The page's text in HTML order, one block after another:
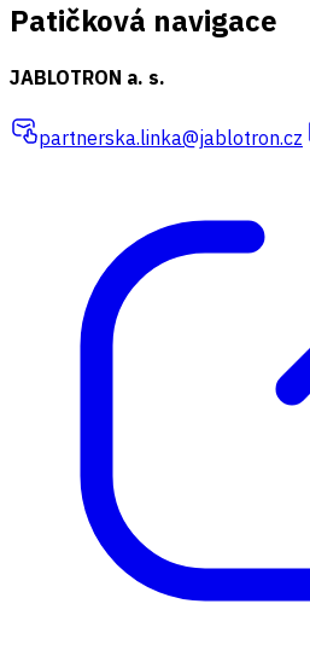
Patičková navigace
JABLOTRON a. s.
partnerska.linka@jablotron.cz